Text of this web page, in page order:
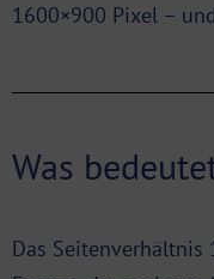
1600×900 Pixel –
Was
Das